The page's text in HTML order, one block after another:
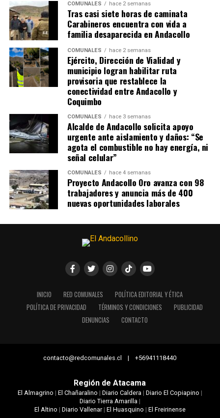
COMUNALES hace 2 semanas
Tras casi siete horas de caminata
Carabineros encuentra con vida a
familia desaparecida en Andacollo
COMUNALES hace 2 semanas
Ejército, Dirección de Vialidad y
municipio logran habilitar ruta
provisoria que restablece la
conectividad entre Andacollo y
Coquimbo
COMUNALES hace 3 semanas
Alcalde de Andacollo solicita apoyo
urgente ante aislamiento y daños: “Se
agota el combustible no hay energía, ni
señal celular”
COMUNALES hace 4 semanas
Proyecto Andacollo Oro avanza con 98
trabajadores y anuncia más de 400
nuevas oportunidades laborales
INICIO RED COMUNALES
POLÍTICA EDITORIAL Y ÉTICA
POLÍTICA DE PRIVACIDAD
TÉRMINOS Y CONDICIONES
PUBLICIDAD
DENUNCIAS
CONTACTO
contacto@redcomunales.cl | +56941118440
Región de Atacama
El Almagrino | El Chañaralino | Diario Caldera| Diario El Copiapino |
Diario Tierra Amarilla|
El Altino | Diario Vallenar| El Huasquino | El Freirinense